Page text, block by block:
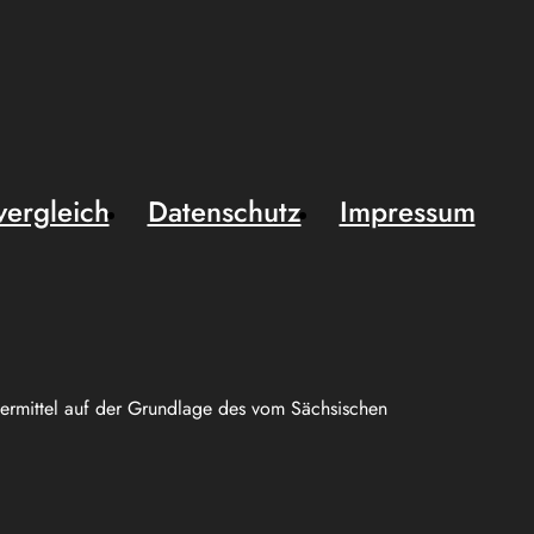
auf der Grundlage des vom Sächsischen
Datenschutz
Impressum